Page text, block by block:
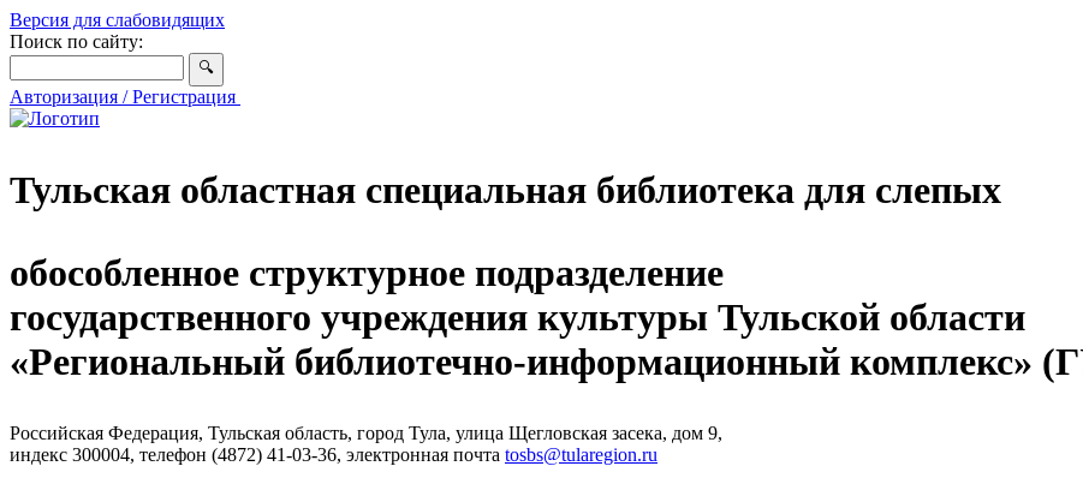
Версия для слабовидящих
Поиск по сайту:
Авторизация / Регистрация
Тульская областная специальная библиотека для слепых
обособленное структурное подразделение
государственного учреждения культуры Тульской области
«Региональный библиотечно-информационный
Российская Федерация, Тульская область, город Тула, улица Щегловская засека, дом 9,
индекс 300004, телефон (4872) 41-03-36, электронная почта tosbs@tularegion.ru